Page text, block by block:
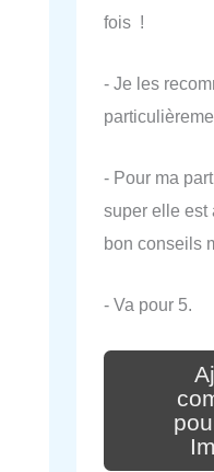
fois !
- Je les
- Pour ma
super elle est
bon conseils
- Va pour 5.